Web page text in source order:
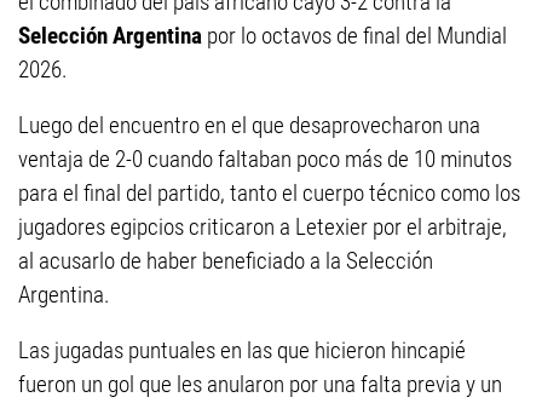
Selección Argentina por lo octavos de final del Mundial
2026.
Luego del encuentro en el que desaprovecharon una
ventaja de 2-0 cuando faltaban poco más de 10 minutos
para el final del partido, tanto el cuerpo técnico como los
jugadores egipcios criticaron a Letexier por el arbitraje,
al acusarlo de haber beneficiado a la Selección
Argentina.
Las jugadas puntuales en las que hicieron hincapié
fueron un gol que les anularon por una falta previa y un